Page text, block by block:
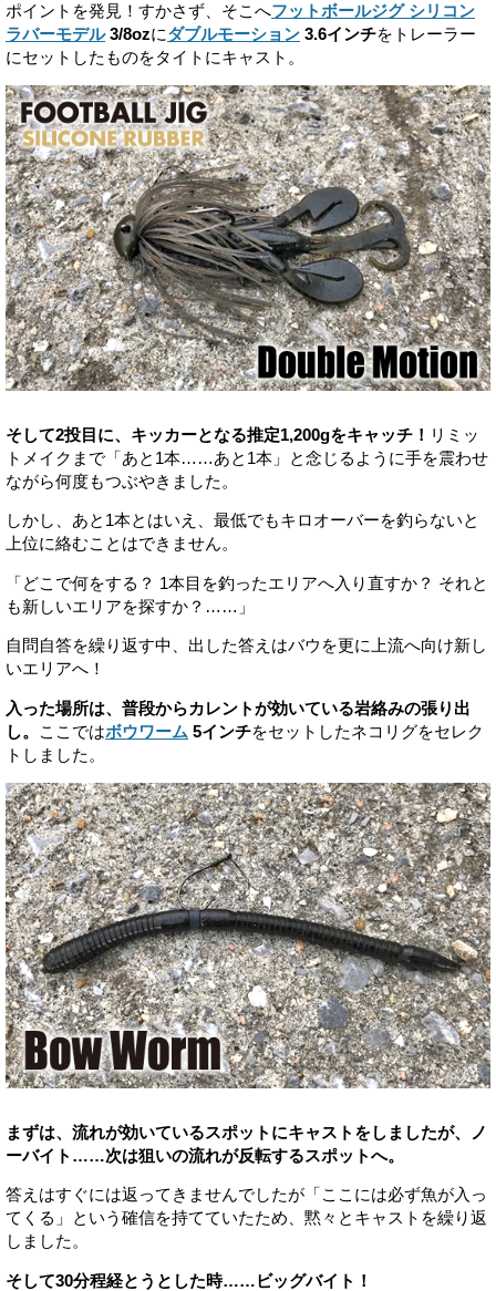
ポイントを発見！すかさず、そこへフットボールジグ シリコン
ラバーモデル3/8ozにダブルモーション 3.6インチをトレーラー
にセットしたものをタイトにキャスト。
そして2投目に、キッカーとなる推定1,200gをキャッチ！ リミッ
トメイクまで「あと1本……あと1本」と念じるように手を震わせ
ながら何度もつぶやきました。
しかし、あと1本とはいえ、最低でもキロオーバーを釣らないと
上位に絡むことはできません。
「どこで何をする？ 1本目を釣ったエリアへ入り直すか？ それと
も新しいエリアを探すか？……」
自問自答を繰り返す中、出した答えはバウを更に上流へ向け新し
いエリアへ！
入った場所は、普段からカレントが効いている岩絡みの張り出
し。
ここではボウワーム 5インチをセットしたネコリグをセレク
トしました。
まずは、流れが効いているスポットにキャストをしましたが、ノ
ーバイト……次は狙いの流れが反転するスポットへ。
答えはすぐには返ってきませんでしたが「ここには必ず魚が入っ
てくる」という確信を持てていたため、黙々とキャストを繰り返
しました。
そして30分程経とうとした時……ビッグバイト！